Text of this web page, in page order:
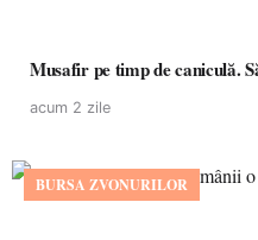
Musafir pe timp de caniculă.
acum 2 zile
BURSA ZVONURILOR